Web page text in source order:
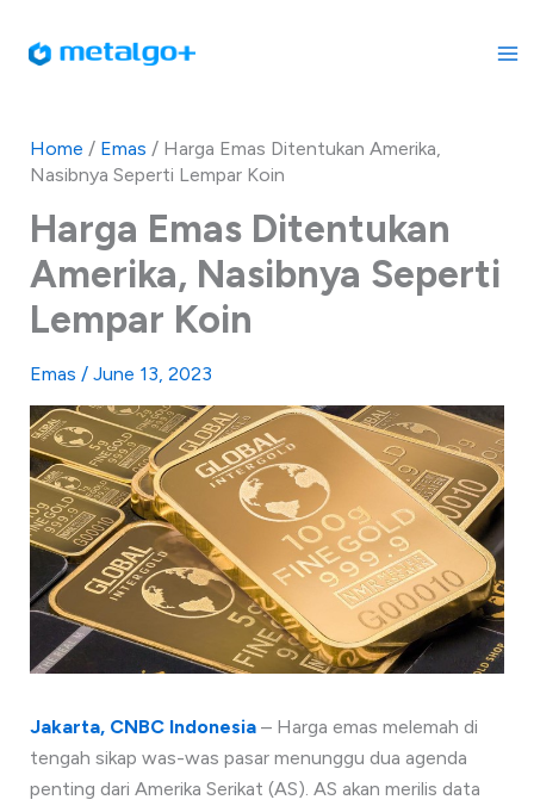
Home / Emas / Harga Emas Ditentukan Amerika,
Nasibnya Seperti Lempar Koin
Harga Emas Ditentukan
Amerika, Nasibnya Seperti
Lempar Koin
Emas / June 13, 2023
Jakarta, CNBC Indonesia– Harga emas melemah di
tengah sikap was-was pasar menunggu dua agenda
penting dari Amerika Serikat (AS). AS akan merilis data